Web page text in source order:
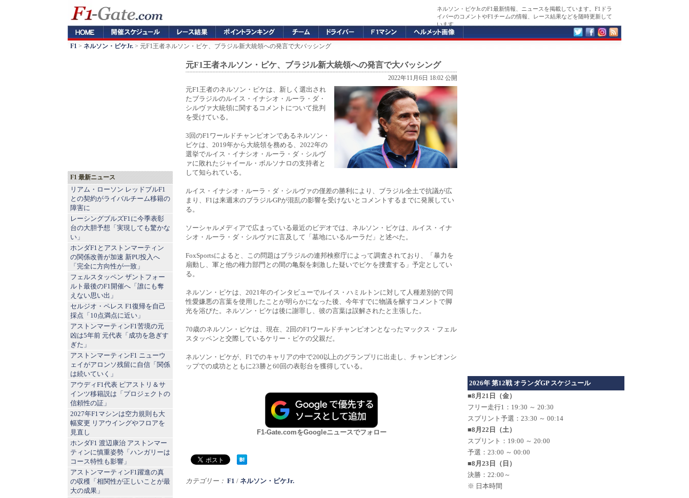
ネルソン・ピケJr.のF1最新情報、ニュースを掲載しています。F1ドラ
イバーのコメントやF1チームの情報、レース結果などを随時更新して
います。
F1 > ネルソン・ピケJr. > 元F1王者ネルソン・ピケ、ブラジル新大統領への発言で大バッシング
元F1王者ネルソン・ピケ、ブラジル新大統領への発言で大バッシング
2022年11月6日 18:02 公開
元F1王者のネルソン・ピケは、新しく選出され
たブラジルのルイス・イナシオ・ルーラ・ダ・
シルヴァ大統領に関するコメントについて批判
を受けている。
3回のF1ワールドチャンピオンであるネルソン・
ピケは、2019年から大統領を務める、2022年の
選挙でルイス・イナシオ・ルーラ・ダ・シルヴ
ァに敗れたジャイール・ボルソナロの支持者と
して知られている。
ルイス・イナシオ・ルーラ・ダ・シルヴァの僅差の勝利により、ブラジル全土で抗議が広
まり、F1は来週末のブラジルGPが混乱の影響を受けないとコメントするまでに発展してい
る。
ソーシャルメディアで広まっている最近のビデオでは、ネルソン・ピケは、ルイス・イナ
シオ・ルーラ・ダ・シルヴァに言及して「墓地にいるルーラだ」と述べた。
FoxSportsによると、この問題はブラジルの連邦検察庁によって調査されており、「暴力を
扇動し、軍と他の権力部門との間の亀裂を刺激した疑いでピケを捜査する」予定としてい
る。
ネルソン・ピケは、2021年のインタビューでルイス・ハミルトンに対して人種差別的で同
性愛嫌悪の言葉を使用したことが明らかになった後、今年すでに物議を醸すコメントで脚
光を浴びた。ネルソン・ピケは後に謝罪し、彼の言葉は誤解されたと主張した。
70歳のネルソン・ピケは、現在、2回のF1ワールドチャンピオンとなったマックス・フェル
スタッペンと交際しているケリー・ピケの父親だ。
ネルソン・ピケが、F1でのキャリアの中で200以上のグランプリに出走し、チャンピオンシ
ップでの成功とともに23勝と60回の表彰台を獲得している。
F1-Gate.comをGoogleニュースでフォロー
カテゴリー： F1 / ネルソン・ピケJr.
F1 最新ニュース
リアム・ローソン レッドブルF1
との契約がライバルチーム移籍の
障害に
レーシングブルズF1に今季表彰
台の大胆予想「実現しても驚かな
い」
ホンダF1とアストンマーティン
の関係改善が加速 新PU投入へ
「完全に方向性が一致」
フェルスタッペン ザントフォー
ルト最後のF1開催へ「誰にも奪
えない思い出」
セルジオ・ペレス F1復帰を自己
採点「10点満点に近い」
アストンマーティンF1苦境の元
凶は5年前 元代表「成功を急ぎす
ぎた」
アストンマーティンF1 ニューウ
ェイがアロンソ残留に自信「関係
は続いていく」
アウディF1代表 ピアストリ＆サ
インツ移籍説は「プロジェクトの
信頼性の証」
2027年F1マシンは空力規則も大
幅変更 リアウイングやフロアを
見直し
ホンダF1 渡辺康治 アストンマー
ティンに慎重姿勢「ハンガリーは
コース特性も影響」
アストンマーティンF1躍進の真
の収穫「相関性が正しいことが最
大の成果」
2026年 第12戦 オランダGP スケジュール
■8月21日（金）
フリー走行1：19:30 ～ 20:30
スプリント予選：23:30 ～ 00:14
■8月22日（土）
スプリント：19:00 ～ 20:00
予選：23:00 ～ 00:00
■8月23日（日）
決勝：22:00～
※ 日本時間